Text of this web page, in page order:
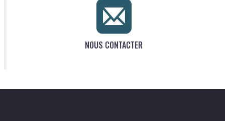
NOUS CONTACTER